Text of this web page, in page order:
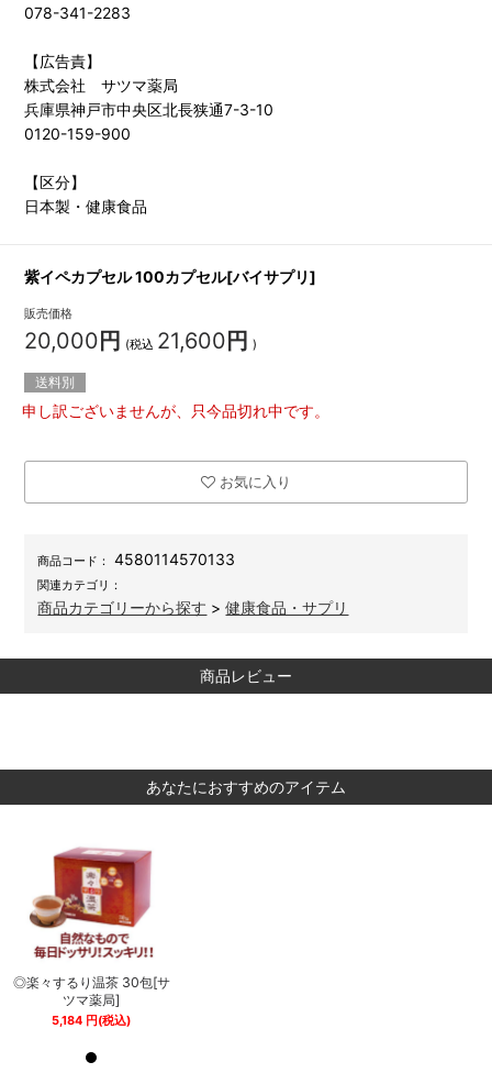
078-341-2283
【広告責】
株式会社 サツマ薬局
兵庫県神戸市中央区北長狭通7-3-10
0120-159-900
【区分】
日本製・健康食品
紫イペカプセル 100カプセル[バイサプリ]
販売価格
20,000 円 (税込 21,600 円 )
送料別
申し訳ございませんが、只今品切れ中です。
お気に入り
商品コード： 4580114570133
関連カテゴリ：
商品カテゴリーから探す >健康食品・サプリ
商品レビュー
あなたにおすすめのアイテム
◎楽々するり温茶 30包[サ
ツマ薬局]
5,184 円(税込)